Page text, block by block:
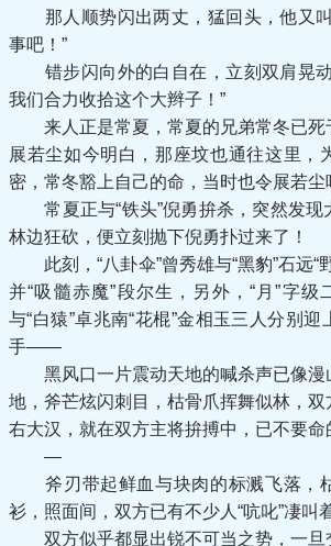
那人顺势闪出两丈，猛回头，他又叫
事吧！”
错步闪向外的白自在，立刻双肩晃动
我们合力收拾这个大辫子！”
来人正是常夏，常夏的兄弟常冬已死
展若尘如今明白，那座坟也通往这里，
密，常冬豁上自己的命，当时也令展若
常夏正与“铁头”倪勇拚杀，突然发现
林边狂砍，便立刻抛下倪勇扑过来了！
此刻，“八卦伞”曾秀雄与“黑豹”石远“
并“吸髓赤魔”段尔生，另外，“月”字级
与“白猿”卓兆南“花棍”金相玉三人分别
手——
黑风口一片震动天地的喊杀声已像漫
地，斧芒炫闪刺目，枯骨爪挥舞似林，
右大汉，就在双方主将拚搏中，已不要
—
斧刃带起鲜血与块肉的标溅飞落，
衫，照面间，双方已有不少人“吭叱”凄叫
双方似乎都显出锐不可当之势，一旦